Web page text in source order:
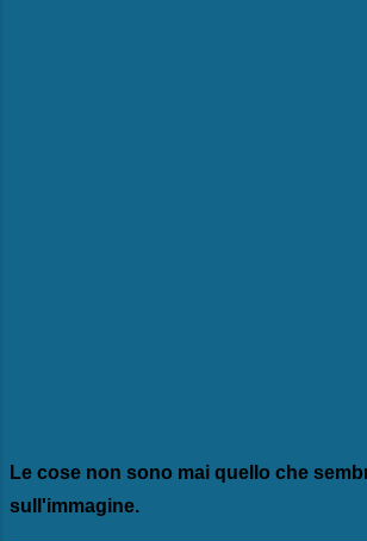
Le cose non sono mai quello che
sull'immagine.